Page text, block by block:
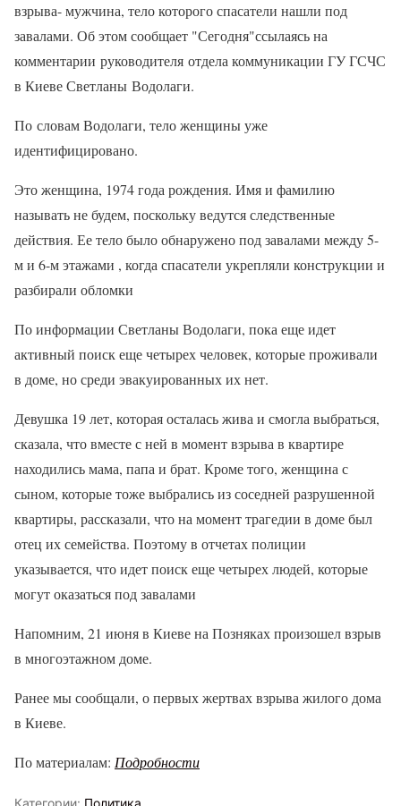
взрыва- мужчина, тело которого спасатели нашли под
завалами. Об этом сообщает "Сегодня"ссылаясь на
комментарии руководителя отдела коммуникации ГУ ГСЧС
в Киеве Светланы Водолаги.
По словам Водолаги, тело женщины уже
идентифицировано.
Это женщина, 1974 года рождения. Имя и фамилию
называть не будем, поскольку ведутся следственные
действия. Ее тело было обнаружено под завалами между 5-
м и 6-м этажами , когда спасатели укрепляли конструкции и
разбирали обломки
По информации Светланы Водолаги, пока еще идет
активный поиск еще четырех человек, которые проживали
в доме, но среди эвакуированных их нет.
Девушка 19 лет, которая осталась жива и смогла выбраться,
сказала, что вместе с ней в момент взрыва в квартире
находились мама, папа и брат. Кроме того, женщина с
сыном, которые тоже выбрались из соседней разрушенной
квартиры, рассказали, что на момент трагедии в доме был
отец их семейства. Поэтому в отчетах полиции
указывается, что идет поиск еще четырех людей, которые
могут оказаться под завалами
Напомним, 21 июня в Киеве на Позняках произошел взрыв
в многоэтажном доме.
Ранее мы сообщали, о первых жертвах взрыва жилого дома
в Киеве.
По материалам: Подробности